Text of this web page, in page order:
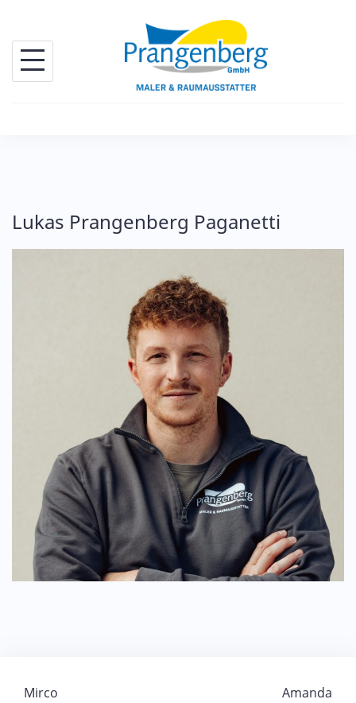
content
Lukas Prangenberg Paganetti
Beitragsnavigation
Mirco Amanda